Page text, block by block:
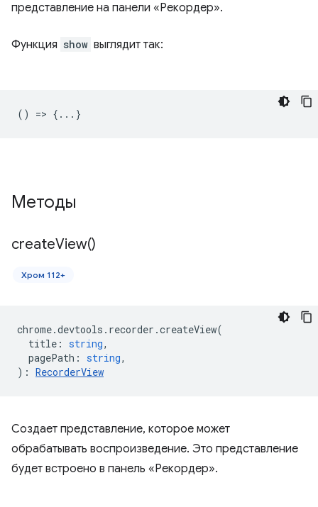
представление на панели «Рекордер».
Функция show выглядит так:
() => {...}
Методы
createView()
Хром 112+
chrome.devtools . recorder .createView(
title : string,
pagePath : string,
) : RecorderView
Создает представление, которое может
обрабатывать воспроизведение. Это представление
будет встроено в панель «Рекордер».